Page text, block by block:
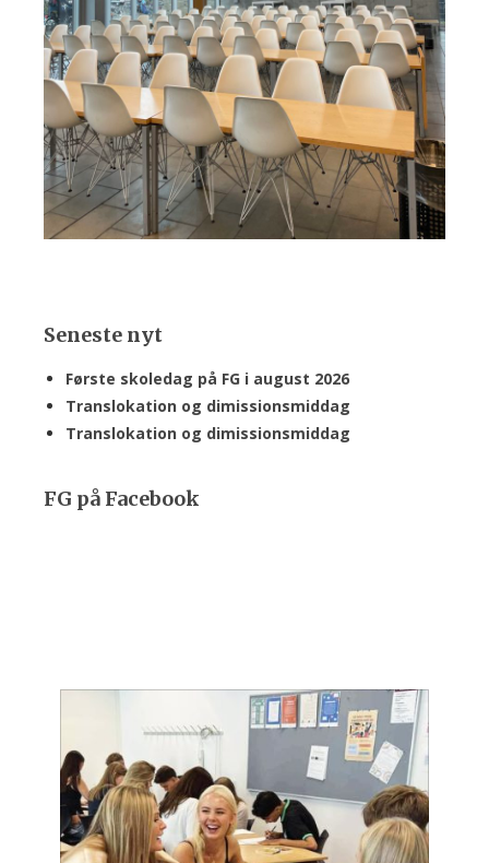
Seneste nyt
Første skoledag på FG i august 2026
Translokation og dimissionsmiddag
Translokation og dimissionsmiddag
FG på Facebook